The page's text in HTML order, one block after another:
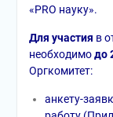
«PRO науку».
Для участия в
необходимодо
Оргкомитет:
анкету-